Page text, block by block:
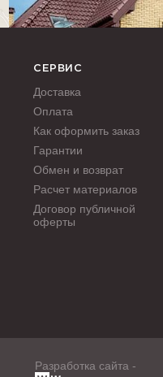
СЕРВИС
Доставка
Оплата
Как оформить заказ
Гарантии
Обмен и возврат
Расчет материалов
Договор публичной
оферты
Разработка сайта -